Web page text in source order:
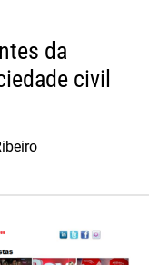
da
civil